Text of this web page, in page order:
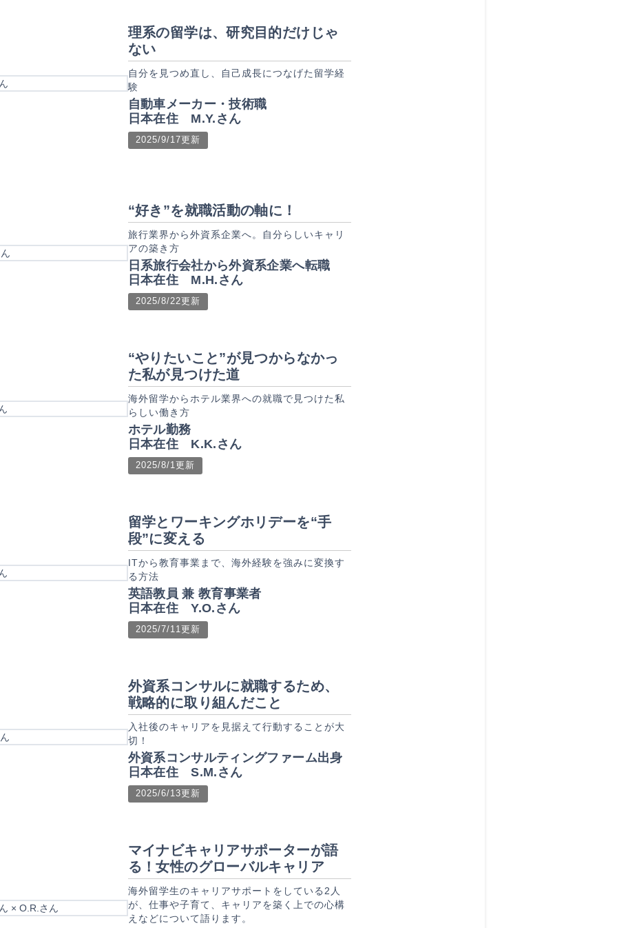
理系の留学は、研究目的だけじゃ
ない
自分を見つめ直し、自己成長につなげた留学経
験
自動車メーカー・技術職
日本在住 M.Y.さん
2025/9/17更新
“好き”を就職活動の軸に！
旅行業界から外資系企業へ。自分らしいキャリ
アの築き方
日系旅行会社から外資系企業へ転職
日本在住 M.H.さん
2025/8/22更新
“やりたいこと”が見つからなかっ
た私が見つけた道
海外留学からホテル業界への就職で見つけた私
らしい働き方
ホテル勤務
日本在住 K.K.さん
2025/8/1更新
留学とワーキングホリデーを“手
段”に変える
ITから教育事業まで、海外経験を強みに変換す
る方法
英語教員 兼 教育事業者
日本在住 Y.O.さん
2025/7/11更新
外資系コンサルに就職するため、
戦略的に取り組んだこと
入社後のキャリアを見据えて行動することが大
切！
外資系コンサルティングファーム出身
日本在住 S.M.さん
2025/6/13更新
マイナビキャリアサポーターが語
る！女性のグローバルキャリア
海外留学生のキャリアサポートをしている2人
が、仕事や子育て、キャリアを築く上での心構
えなどについて語ります。